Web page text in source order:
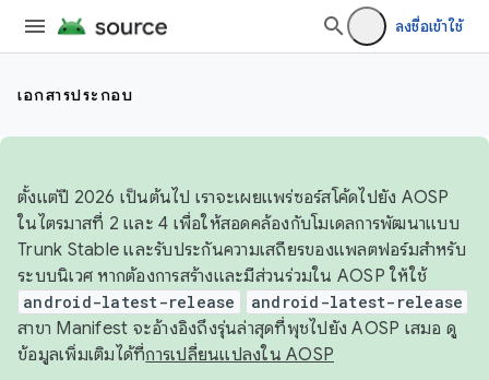
ลงชื่อเข้าใช้
เอกสารประกอบ
ตั้งแต่ปี 2026 เป็นต้นไป เราจะเผยแพร่ซอร์สโค้ดไปยัง AOSP
ในไตรมาสที่ 2 และ 4 เพื่อให้สอดคล้องกับโมเดลการพัฒนาแบบ
Trunk Stable และรับประกันความเสถียรของแพลตฟอร์มสำหรับ
ระบบนิเวศ หากต้องการสร้างและมีส่วนร่วมใน AOSP ให้ใช้
android-latest-release android-latest-release
สาขา Manifest จะอ้างอิงถึงรุ่นล่าสุดที่พุชไปยัง AOSP เสมอ ดู
ข้อมูลเพิ่มเติมได้ที่การเปลี่ยนแปลงใน AOSP